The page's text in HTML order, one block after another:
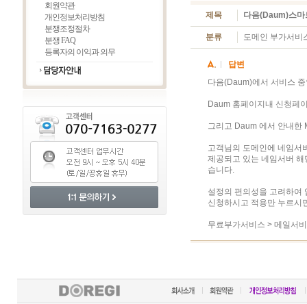
회원약관
개인정보처리방침
분쟁조정절차
분쟁 FAQ
등록자의 이익과 의무
제목 다음(Daum)스마
분류 도메인 부가서비
답변
다음(Daum)에서 서비스
Daum 홈페이지내 신청페
그리고 Daum 에서 안내한
고객님의 도메인에 네임서
제공되고 있는 네임서버
습니다.
설정의 편의성을 고려하여
신청하시고 적용만 누르시
무료부가서비스 > 메일서